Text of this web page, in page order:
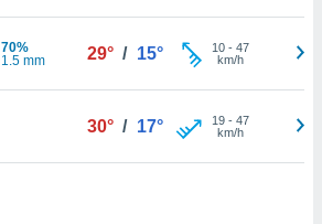
70%
1.5 mm
29° / 15° 10- 47
km/h
30° / 17° 19- 47
km/h